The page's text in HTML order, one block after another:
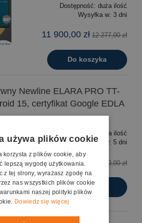
Dostępność: duża ilość
Wysyłka w: 3 dni
11 900,00 zł 12 277,00 zł
Do koszyka
Newline ELARA PRO TT-
15, certyfikat Google EDLA
duża ilość
Wysyłka w: 5 dni
7 999,00 zł 8 300,00 zł
Do koszyka
używa plików cookie
korzysta z plików cookie, aby
lepszą wygodę użytkowania.
z tej strony, wyrażasz zgodę na
nas wszystkich plików cookie
naszej polityki plików
Dowiedz się więcej